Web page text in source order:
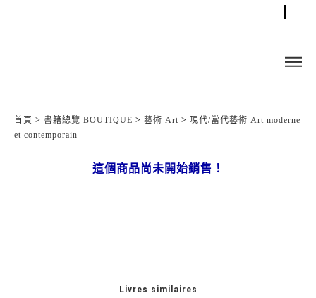
首頁 > 書籍總覽 BOUTIQUE > 藝術 Art > 現代/當代藝術 Art moderne
et contemporain
這個商品尚未開始銷售！
Livres similaires